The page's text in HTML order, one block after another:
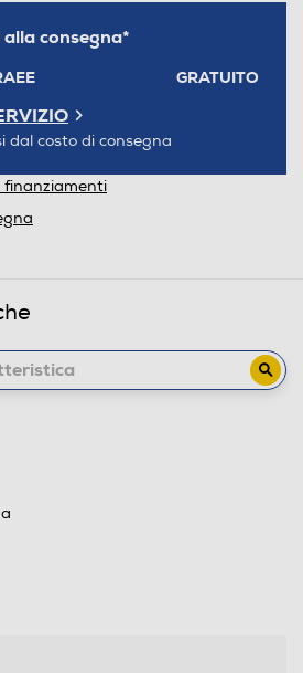
consegna*
GRATUITO
dal costo di consegna
finanziamenti